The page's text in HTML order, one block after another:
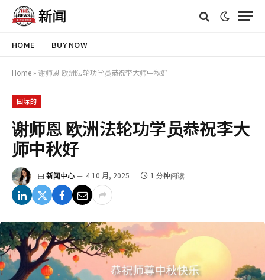
HOME BUY NOW
Home » 谢师恩 欧洲法轮功学员恭祝李大师中秋好
国际的
谢师恩 欧洲法轮功学员恭祝李大
师中秋好
由 新闻中心 4 10 月, 2025 1 分钟阅读